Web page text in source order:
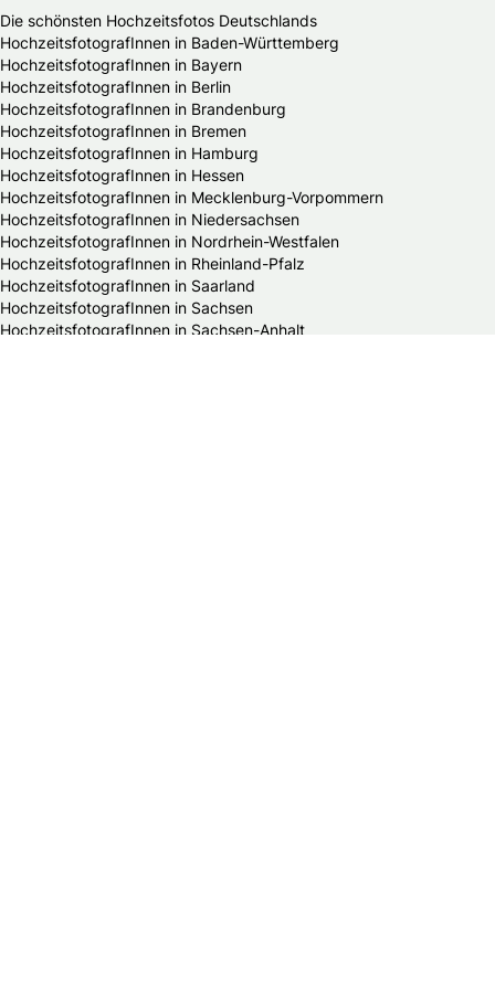
Die schönsten Hochzeitsfotos Deutschlands
HochzeitsfotografInnen in Baden-Württemberg
HochzeitsfotografInnen in Bayern
HochzeitsfotografInnen in Berlin
HochzeitsfotografInnen in Brandenburg
HochzeitsfotografInnen in Bremen
HochzeitsfotografInnen in Hamburg
HochzeitsfotografInnen in Hessen
HochzeitsfotografInnen in Mecklenburg-Vorpommern
HochzeitsfotografInnen in Niedersachsen
HochzeitsfotografInnen in Nordrhein-Westfalen
HochzeitsfotografInnen in Rheinland-Pfalz
HochzeitsfotografInnen in Saarland
HochzeitsfotografInnen in Sachsen
HochzeitsfotografInnen in Sachsen-Anhalt